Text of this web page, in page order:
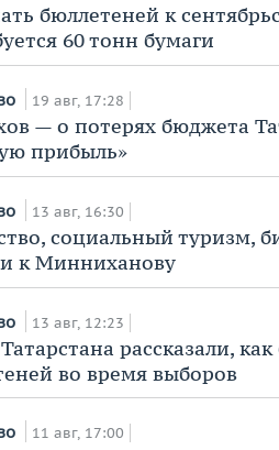
бюллетеней к
60 тонн бумаги
19 авг, 17:28
— о потерях бюджета
прибыль»
13 авг, 16:30
социальный туризм,
к Минниханову
13 авг, 12:23
рассказали,
во время выборов
11 авг, 17:00